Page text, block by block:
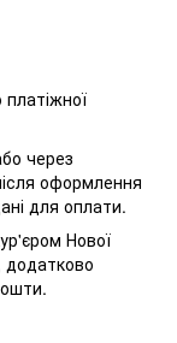
через
оформлення
для оплати.
Нової